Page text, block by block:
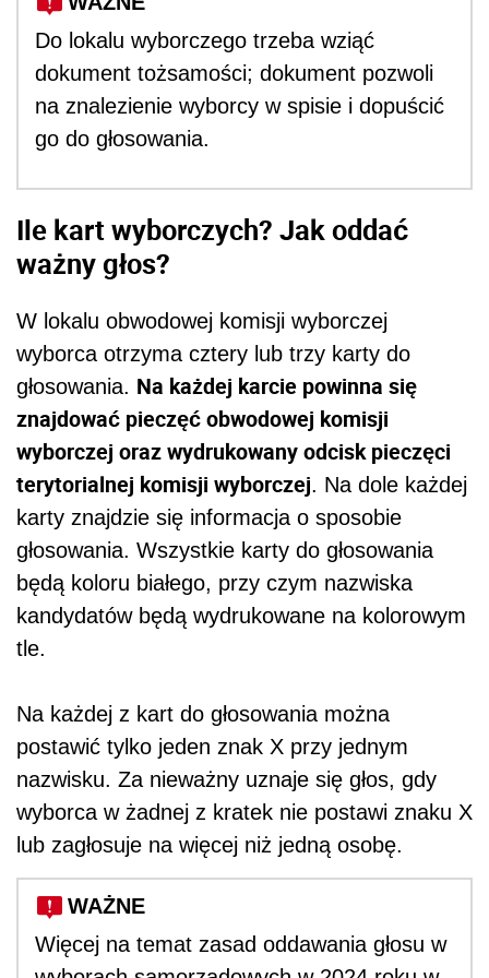
Do lokalu wyborczego trzeba wziąć
dokument tożsamości; dokument pozwoli
na znalezienie wyborcy w spisie i dopuścić
go do głosowania.
Ile kart wyborczych? Jak oddać
ważny głos?
W lokalu obwodowej komisji wyborczej
wyborca otrzyma cztery lub trzy karty do
głosowania. Na każdej karcie powinna się
znajdować pieczęć obwodowej komisji
wyborczej oraz wydrukowany odcisk pieczęci
terytorialnej komisji wyborczej. Na dole każdej
karty znajdzie się informacja o sposobie
głosowania. Wszystkie karty do głosowania
będą koloru białego, przy czym nazwiska
kandydatów będą wydrukowane na kolorowym
tle.
Na każdej z kart do głosowania można
postawić tylko jeden znak X przy jednym
nazwisku. Za nieważny uznaje się głos, gdy
wyborca w żadnej z kratek nie postawi znaku X
lub zagłosuje na więcej niż jedną osobę.
WAŻNE
Więcej na temat zasad oddawania głosu w